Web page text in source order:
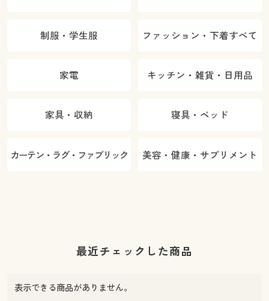
制服・学生服 ファッション・下着すべて
家電 キッチン・雑貨・日用品
家具・収納 寝具・ベッド
カーテン・ラグ・ファブリック 美容・健康・サプリメント
最近チェックした商品
表示できる商品がありません。